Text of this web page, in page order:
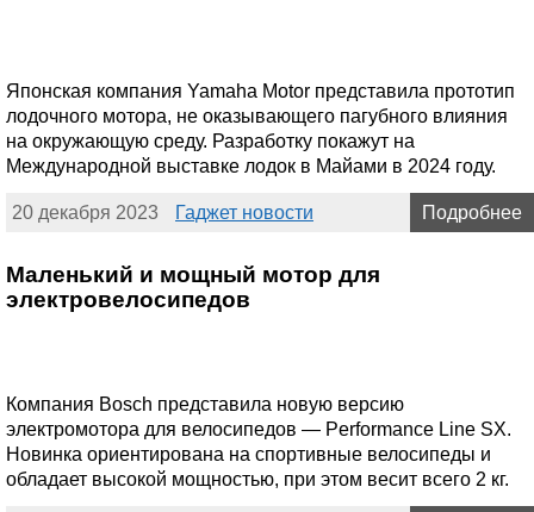
Японская компания Yamaha Motor представила прототип
лодочного мотора, не оказывающего пагубного влияния
на окружающую среду. Разработку покажут на
Международной выставке лодок в Майами в 2024 году.
20 декабря 2023 Гаджет новости Подробнее
Маленький и мощный мотор для
электровелосипедов
Компания Bosch представила новую версию
электромотора для велосипедов — Performance Line SX.
Новинка ориентирована на спортивные велосипеды и
обладает высокой мощностью, при этом весит всего 2 кг.